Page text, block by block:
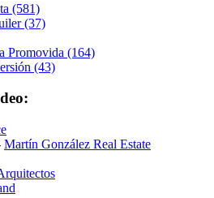
(581)
(37)
Promovida (164)
(43)
Martín González Real Estate